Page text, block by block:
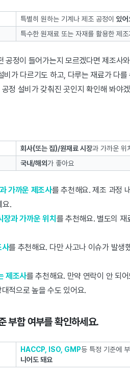
특별히 원하는 기계나 제조 공정이 있
특수한 원재료 또는 자재를 활용한 제조
정이 들어가는지 모르겠다면 제조사
가 다르기도 하고, 다루는 재료가 다
정 설비가 갖춰진 곳인지 확인해 봐야
회사(또는 집)/원재료 시장과 가까운 위
국내/해외가 좋아요
가까운 제조사를 추천해요. 제조 과정
요.
장과 가까운 위치 를 추천해요. 별도의
사를 추천해요. 다만 사고나 이슈가 발생
제조사를 추천해요. 만약 연락이 안 되
적으로 높을 수도 있어요.
부합 여부를 확인하세요.
HACCP, ISO, GMP등 특정 기준에
니어도 돼요